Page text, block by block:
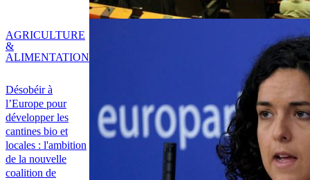
Désobéir à
l’Europe pour
développer les
cantines bio et
locales : l'ambition
de la nouvelle
coalition de
AGRICULTURE
&
ALIMENTATION